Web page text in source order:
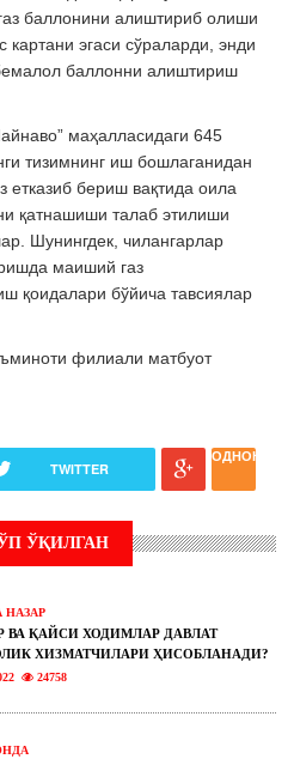
баллонини алиштириб олиши
эгаси сўраларди, энди
баллонни алиштириш
маҳалласидаги 645
тизимнинг иш бошлаганидан
етказиб бериш вақтида оила
қатнашиши талаб этилиши
Шунингдек, чилангарлар
маиший газ
қоидалари бўйича тавсиялар
филиали матбуот
TWITTER
ЎҚИЛГАН
НАЗАР
ВА ҚАЙСИ ХОДИМЛАР ДАВЛАТ
ХИЗМАТЧИЛАРИ ҲИСОБЛАНАДИ?
24758